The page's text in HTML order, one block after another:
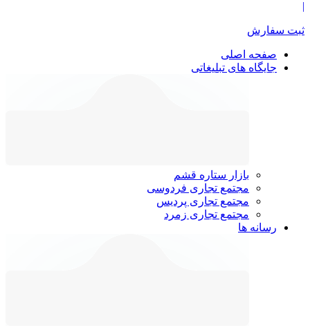
|
ثبت سفارش
صفحه اصلی
جایگاه های تبلیغاتی
بازار ستاره قشم
مجتمع تجاری فردوسی
مجتمع تجاری پردیس
مجتمع تجاری زمرد
رسانه ها